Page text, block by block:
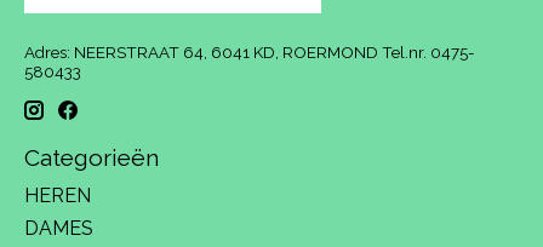
Adres: NEERSTRAAT 64, 6041 KD, ROERMOND Tel.nr. 0475-
580433
Categorieën
HEREN
DAMES